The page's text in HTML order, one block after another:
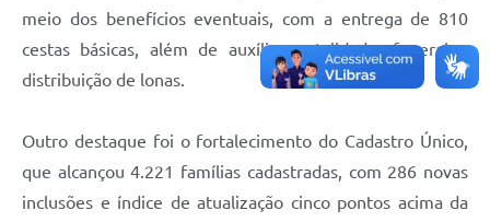
meio dos benefícios eventuais, com a entrega de 810
cestas básicas, além de auxílios natalidade, funeral e
distribuição de lonas.
Outro destaque foi o fortalecimento do Cadastro Único,
que alcançou 4.221 famílias cadastradas, com 286 novas
inclusões e índice de atualização cinco pontos acima da